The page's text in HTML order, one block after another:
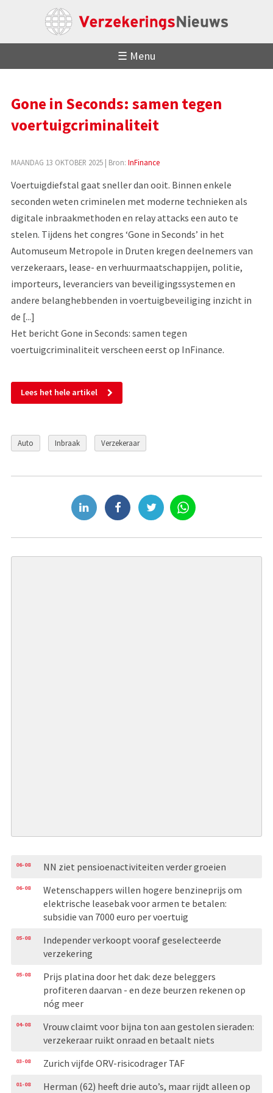
☰ Menu
Gone in Seconds: samen tegen
voertuigcriminaliteit
MAANDAG 13 OKTOBER 2025| Bron: InFinance
Voertuigdiefstal gaat sneller dan ooit. Binnen enkele
seconden weten criminelen met moderne technieken als
digitale inbraakmethoden en relay attacks een auto te
stelen. Tijdens het congres ‘Gone in Seconds’ in het
Automuseum Metropole in Druten kregen deelnemers van
verzekeraars, lease- en verhuurmaatschappijen, politie,
importeurs, leveranciers van beveiligingssystemen en
andere belanghebbenden in voertuigbeveiliging inzicht in
de [...]
Het bericht Gone in Seconds: samen tegen
voertuigcriminaliteit verscheen eerst op InFinance.
Lees het hele artikel
Auto Inbraak Verzekeraar
06-08 NN ziet pensioenactiviteiten verder groeien
06-08
Wetenschappers willen hogere benzineprijs om
elektrische leasebak voor armen te betalen:
subsidie van 7000 euro per voertuig
05-08
Independer verkoopt vooraf geselecteerde
verzekering
05-08
Prijs platina door het dak: deze beleggers
profiteren daarvan - en deze beurzen rekenen op
nóg meer
04-08
Vrouw claimt voor bijna ton aan gestolen sieraden:
verzekeraar ruikt onraad en betaalt niets
03-08 Zurich vijfde ORV-risicodrager TAF
01-08 Herman (62) heeft drie auto’s, maar rijdt alleen op